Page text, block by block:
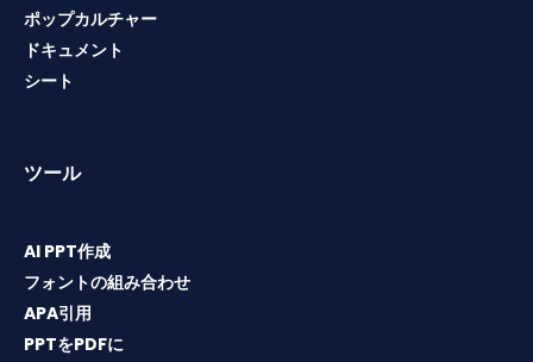
ポップカルチャー
ドキュメント
シート
ツール
AI PPT作成
フォントの組み合わせ
APA引用
PPTをPDFに